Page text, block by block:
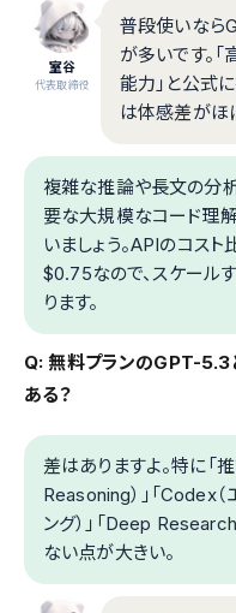
室谷
代表取締役
普段使いなら
が多いです。
能力」と公式
は体感差がほ
複雑な推論や長文の分
要な大規模なコード理
いましょう。APIのコス
$0.75なので、スケール
ります。
Q: 無料プランのGPT-5.3
ある？
差はありますよ。特に「
Reasoning）」「Codex
ング）」「Deep
ない点が大きい。